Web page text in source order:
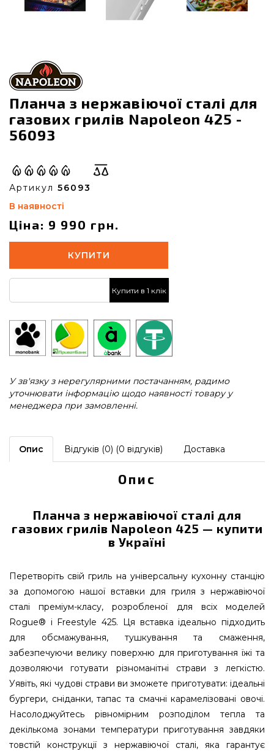
Планча з нержавіючої сталі для
газових грилів Napoleon 425 -
56093
Артикул 56093
В наявності
Ціна: 9 990 грн.
КУПИТИ
Купити в 1 клік
У зв'язку з нерегулярними постачанням, радимо
уточнювати інформацію щодо наявності товару у
менеджера при замовленні.
Опис Відгуків (0) (0 відгуків) Доставка
Опис
Планча з нержавіючої сталі для
газових грилів Napoleon 425 — купити
в Україні
Перетворіть свій гриль на універсальну кухонну станцію
за допомогою нашої вставки для гриля з нержавіючої
сталі преміум-класу, розробленої для всіх моделей
Rogue® і Freestyle 425. Ця вставка ідеально підходить
для обсмажування, тушкування та смаження,
забезпечуючи велику поверхню для приготування їжі та
дозволяючи готувати різноманітні страви з легкістю.
Уявіть, які чудові страви ви зможете приготувати: ідеальні
бургери, сніданки, тапас та смачні карамелізовані овочі.
Насолоджуйтесь рівномірним розподілом тепла та
декількома зонами температури приготування завдяки
товстій конструкції з нержавіючої сталі, яка гарантує